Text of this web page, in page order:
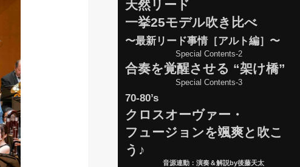
天然リード
一挙25モデル吹き比べ
〜最新リード事情［アルト編］〜
Special Contents-2
合奏を覚醒させる “架け橋”
Special Contents-3
70-80’s
クロスオーヴァー・
フュージョンを颯爽と吹こ
う♪
音源連動：演奏＆解説by後藤天太